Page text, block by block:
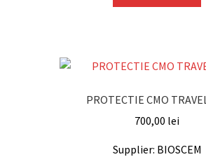
PROTECTIE CMO
700,00 lei
Supplier: BIOSCEM